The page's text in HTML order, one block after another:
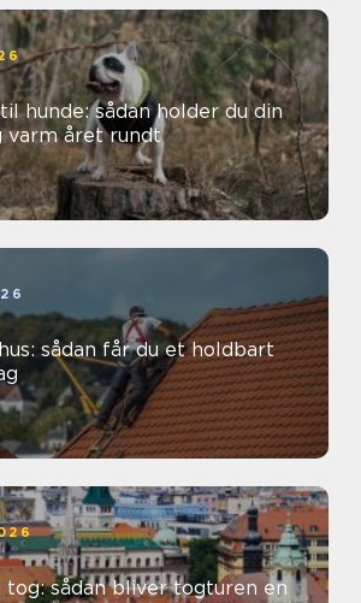
hunde: sådan holder du din
varm året rundt
sådan får du et holdbart
tog: sådan bliver togturen en